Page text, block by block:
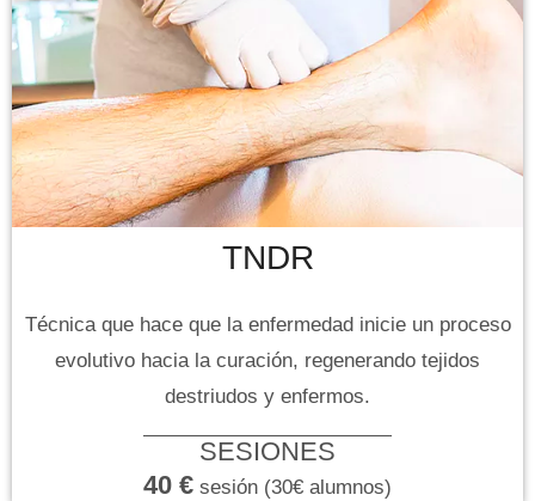
TNDR
Técnica que hace que la enfermedad inicie un proceso
evolutivo hacia la curación, regenerando tejidos
destriudos y enfermos.
SESIONES
40 € sesión (30€ alumnos)